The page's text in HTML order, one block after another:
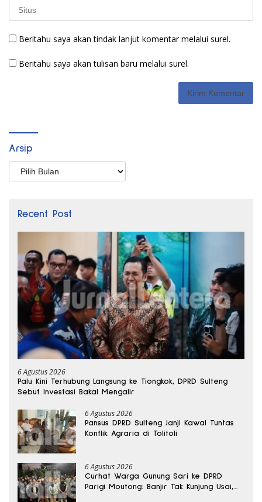
Beritahu saya akan tindak lanjut komentar melalui surel.
Beritahu saya akan tulisan baru melalui surel.
Arsip
Arsip
Recent Post
6 Agustus 2026
Palu Kini Terhubung Langsung ke Tiongkok, DPRD Sulteng
Sebut Investasi Bakal Mengalir
6 Agustus 2026
Pansus DPRD Sulteng Janji Kawal Tuntas
Konflik Agraria di Tolitoli
6 Agustus 2026
Curhat Warga Gunung Sari ke DPRD
Parigi Moutong: Banjir Tak Kunjung Usai,